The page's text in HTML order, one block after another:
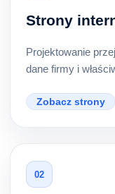
Strony
Projektowanie
dane firmy i
Zobacz strony
02